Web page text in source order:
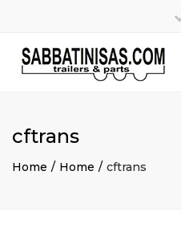
cftrans
Home Home cftrans